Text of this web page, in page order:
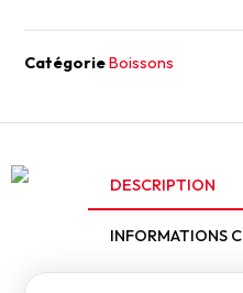
CatégorieBoissons
DESCRIPTION
INFORMATIONS